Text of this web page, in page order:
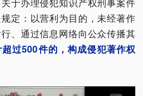
定：以营利为目的，未经著作
、通过信息网络向公众传播其
过500件的，构成侵犯著作权